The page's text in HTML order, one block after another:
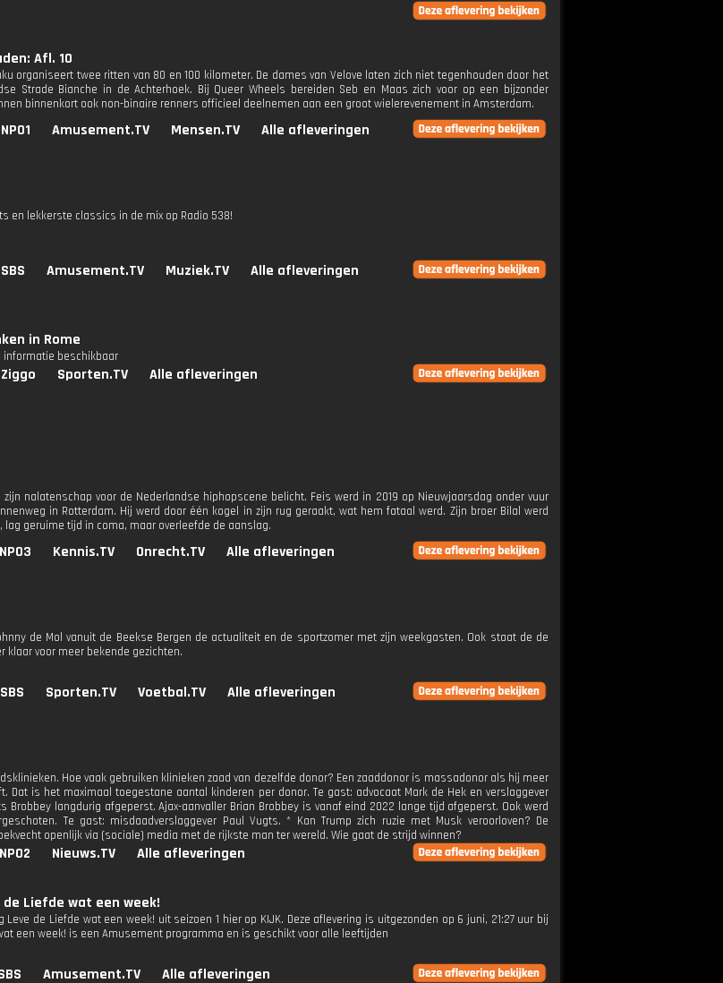
Afl. 10
organiseert twee ritten van 80 en 100 kilometer. De dames van Velove laten zich niet tegenhouden door het
Strade Bianche in de Achterhoek. Bij Queer Wheels bereiden Seb en Maas zich voor op een bijzonder
binnenkort ook non-binaire renners officieel deelnemen aan een groot wielerevenement in Amsterdam.
NPO1 Amusement.TV Mensen.TV Alle afleveringen
en lekkerste classics in de mix op Radio 538!
SBS Amusement.TV Muziek.TV Alle afleveringen
in Rome
informatie beschikbaar
Ziggo Sporten.TV Alle afleveringen
nalatenschap voor de Nederlandse hiphopscene belicht. Feis werd in 2019 op Nieuwjaarsdag onder vuur
in Rotterdam. Hij werd door één kogel in zijn rug geraakt, wat hem fataal werd. Zijn broer Bilal werd
geruime tijd in coma, maar overleefde de aanslag.
NPO3 Kennis.TV Onrecht.TV Alle afleveringen
de Mol vanuit de Beekse Bergen de actualiteit en de sportzomer met zijn weekgasten. Ook staat de de
klaar voor meer bekende gezichten.
SBS Sporten.TV Voetbal.TV Alle afleveringen
Hoe vaak gebruiken klinieken zaad van dezelfde donor? Een zaaddonor is massadonor als hij meer
Dat is het maximaal toegestane aantal kinderen per donor. Te gast: advocaat Mark de Hek en verslaggever
Brobbey langdurig afgeperst. Ajax-aanvaller Brian Brobbey is vanaf eind 2022 lange tijd afgeperst. Ook werd
Te gast: misdaadverslaggever Paul Vugts. * Kan Trump zich ruzie met Musk veroorloven? De
openlijk via (sociale) media met de rijkste man ter wereld. Wie gaat de strijd winnen?
NPO2 Nieuws.TV Alle afleveringen
de Liefde wat een week!
Leve de Liefde wat een week! uit seizoen 1 hier op KIJK. Deze aflevering is uitgezonden op 6 juni, 21:27 uur bij
een week! is een Amusement programma en is geschikt voor alle leeftijden
Amusement.TV Alle afleveringen